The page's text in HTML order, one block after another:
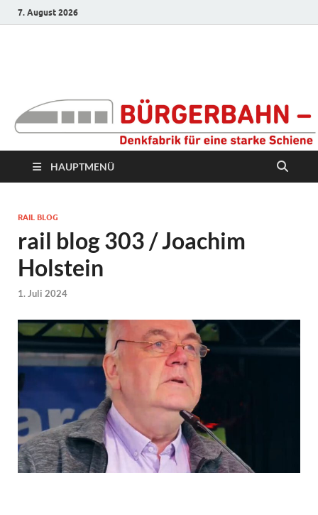
7. August 2026
Denkfabrik für eine
starke Schiene
HAUPTMENÜ
RAIL BLOG
rail blog 303 / Joachim
Holstein
1. Juli 2024